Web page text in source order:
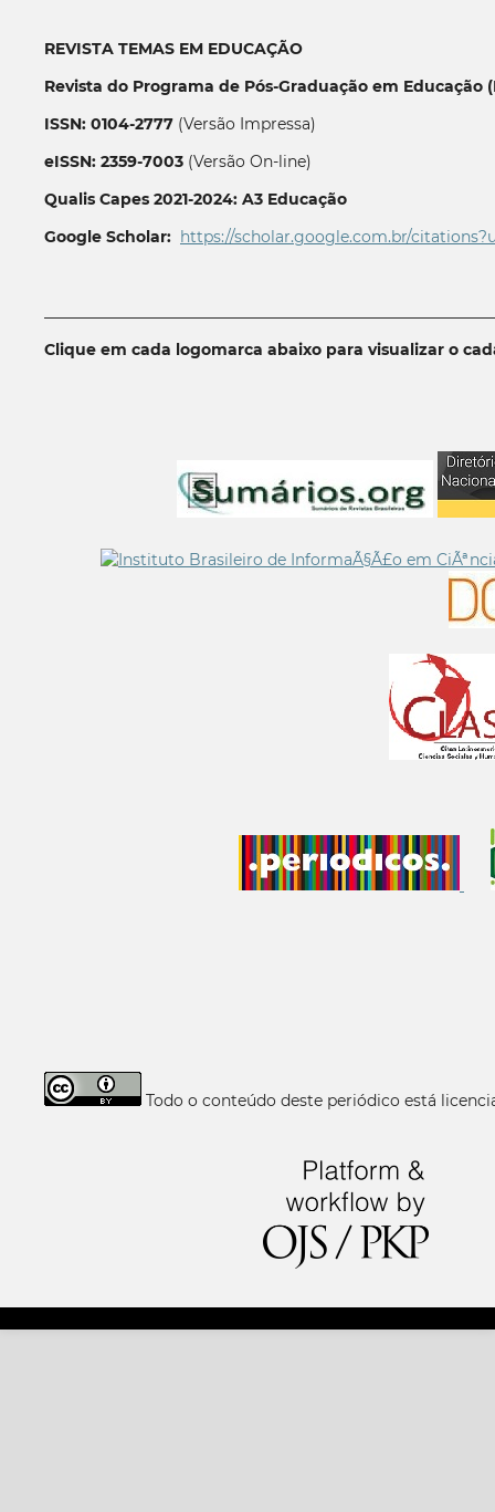
REVISTA TEMAS EM EDUCAÇÃO
Revista do Programa de Pós-Graduação em Educação
ISSN: 0104-2777(Versão Impressa)
eISSN: 2359-7003(Versão On-line)
Qualis Capes 2021-2024: A3 Educação
Google Scholar: https://scholar.google.com.br/
Clique em cada logomarca abaixo para visualizar o
Todo o conteúdo deste periódico está